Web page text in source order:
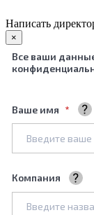
Написать
×
Все ваши
Ваше имя
Компания